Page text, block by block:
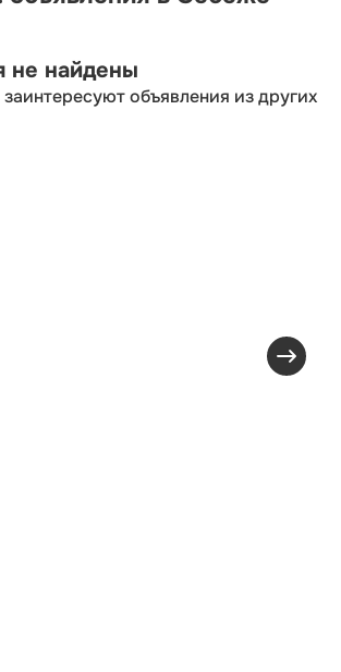
не найдены
объявления из других